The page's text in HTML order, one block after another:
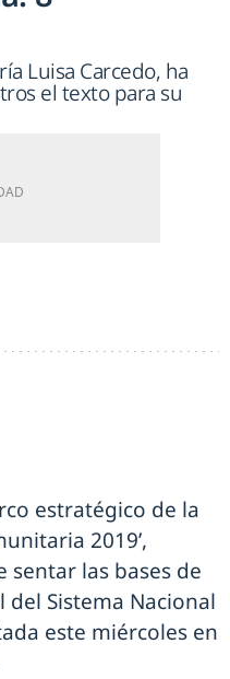
Luisa Carcedo, ha
el texto para su
estratégico de la
2019’,
las bases de
Sistema Nacional
este miércoles en